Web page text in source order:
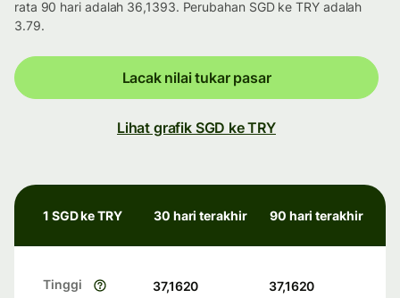
rata 90 hari adalah 36,1393. Perubahan SGD ke TRY adalah
3.79.
Lacak nilai tukar pasar
Lihat grafik SGD ke TRY
1 SGD ke TRY 30 hari terakhir 90 hari terakhir
Tinggi 37,1620 37,1620